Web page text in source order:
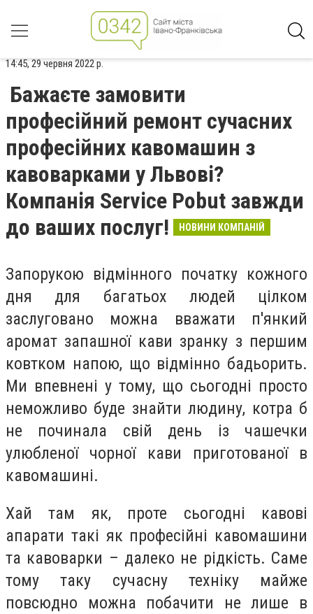
14:45, 29 червня 2022 р.
Бажаєте замовити
професійний ремонт сучасних
професійних кавомашин з
кавоварками у Львові?
Компанія Service Pobut завжди
до ваших послуг!
НОВИНИ КОМПАНІЙ
Запорукою відмінного початку кожного
дня для багатьох людей цілком
заслуговано можна вважати п'янкий
аромат запашної кави зранку з першим
ковтком напою, що відмінно бадьорить.
Ми впевнені у тому, що сьогодні просто
неможливо буде знайти людину, котра б
не починала свій день із чашечки
улюбленої чорної кави приготованої в
кавомашині.
Хай там як, проте сьогодні кавові
апарати такі як професійні кавомашини
та кавоварки – далеко не рідкість. Саме
тому таку сучасну техніку майже
повсюдно можна побачити не лише в